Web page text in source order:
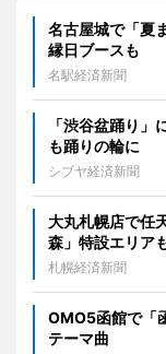
名古屋城で「夏
縁日ブースも
名駅経済新聞
「渋谷盆踊り
も踊りの輪に
シブヤ経済新聞
大丸札幌店で任
森」特設エリア
札幌経済新聞
OMO5函館で「
テーマ曲